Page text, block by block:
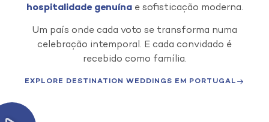
hospitalidade genuínae sofisticação moderna.
Um país onde cada voto se transforma numa
celebração intemporal. E cada convidado é
recebido como família.
EXPLORE DESTINATION WEDDINGS EM PORTUGAL